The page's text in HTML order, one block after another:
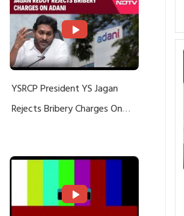
YSRCP President YS Jagan
Rejects Bribery Charges On